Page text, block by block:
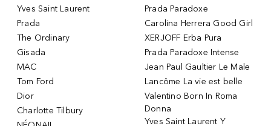
Yves Saint Laurent
Prada
The Ordinary
Gisada
MAC
Tom Ford
Dior
Charlotte Tilbury
Prada Paradoxe
Carolina Herrera Good Girl
XERJOFF Erba Pura
Prada Paradoxe Intense
Jean Paul Gaultier Le Male
Lancôme La vie est belle
Valentino Born In Roma
Donna
Yves Saint Laurent Y